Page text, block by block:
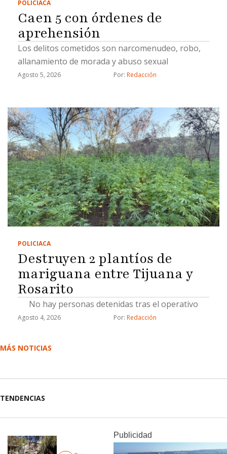
POLICIACA
Caen 5 con órdenes de
aprehensión
Los delitos cometidos son narcomenudeo, robo,
allanamiento de morada y abuso sexual
Agosto 5, 2026 Por: Redacción
POLICIACA
Destruyen 2 plantíos de
mariguana entre Tijuana y
Rosarito
No hay personas detenidas tras el operativo
Agosto 4, 2026 Por: Redacción
MÁS NOTICIAS
TENDENCIAS
Publicidad